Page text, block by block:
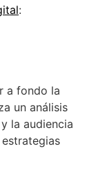
:
a fondo la
un análisis
la audiencia